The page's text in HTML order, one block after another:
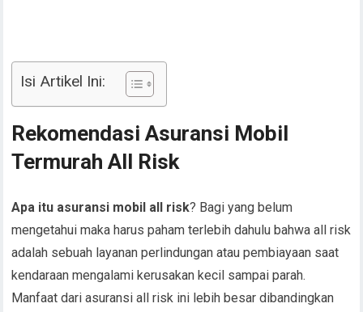
Isi Artikel Ini:
Rekomendasi Asuransi Mobil
Termurah All Risk
Apa itu asuransi mobil all risk? Bagi yang belum
mengetahui maka harus paham terlebih dahulu bahwa all risk
adalah sebuah layanan perlindungan atau pembiayaan saat
kendaraan mengalami kerusakan kecil sampai parah.
Manfaat dari asuransi all risk ini lebih besar dibandingkan